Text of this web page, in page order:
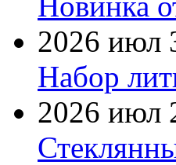
2026 июл
Набор
2026 июл